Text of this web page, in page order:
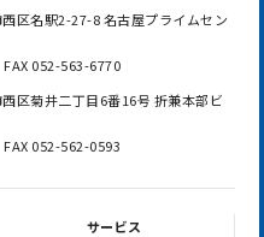
区名駅2-27-8 名古屋プライムセン
052-563-6770
区菊井二丁目6番16号 折兼本部ビ
052-562-0593
サービス